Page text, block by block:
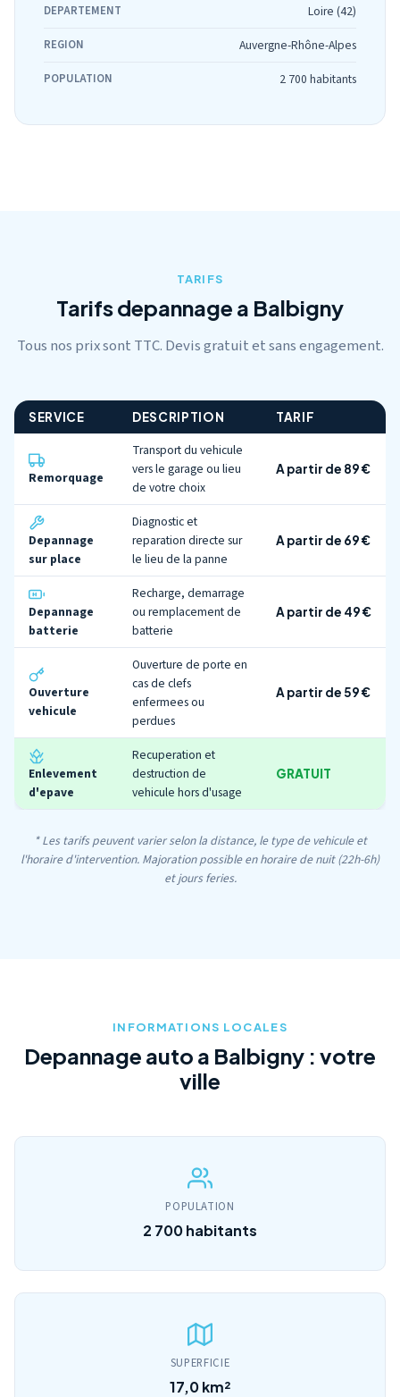
DEPARTEMENT Loire (42)
REGION Auvergne-Rhône-Alpes
POPULATION 2 700 habitants
TARIFS
Tarifs depannage a Balbigny
Tous nos prix sont TTC. Devis gratuit et sans engagement.
SERVICE DESCRIPTION TARIF
Remorquage
Transport du vehicule
vers le garage ou lieu
de votre choix
A partir de 89 €
Depannage
sur place
Diagnostic et
reparation directe sur
le lieu de la panne
A partir de 69 €
Depannage
batterie
Recharge, demarrage
ou remplacement de
batterie
A partir de 49 €
Ouverture
vehicule
Ouverture de porte en
cas de clefs
enfermees ou
perdues
A partir de 59 €
Enlevement
d'epave
Recuperation et
destruction de
vehicule hors d'usage
GRATUIT
* Les tarifs peuvent varier selon la distance, le type de vehicule et
l'horaire d'intervention. Majoration possible en horaire de nuit (22h-6h)
et jours feries.
INFORMATIONS LOCALES
Depannage auto a Balbigny : votre
ville
POPULATION
2 700 habitants
SUPERFICIE
17,0 km²